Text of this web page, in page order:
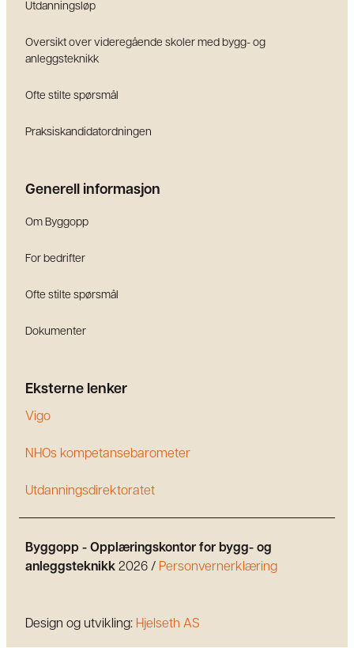
Utdanningsløp
Oversikt over videregående skoler med bygg- og
anleggsteknikk
Ofte stilte spørsmål
Praksiskandidatordningen
Generell informasjon
Om Byggopp
For bedrifter
Ofte stilte spørsmål
Dokumenter
Eksterne lenker
Vigo
NHOs kompetansebarometer
Utdanningsdirektoratet
Byggopp - Opplæringskontor for bygg- og
anleggsteknikk2026 / Personvernerklæring
Design og utvikling: Hjelseth AS